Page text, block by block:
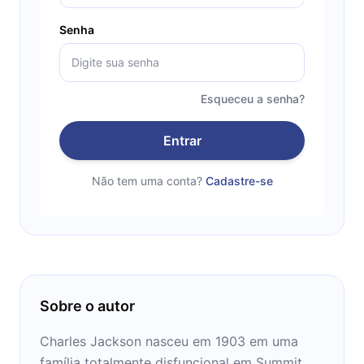
Senha
Esqueceu a senha?
Entrar
Não tem uma conta? Cadastre-se
Sobre o autor
Charles Jackson nasceu em 1903 em uma